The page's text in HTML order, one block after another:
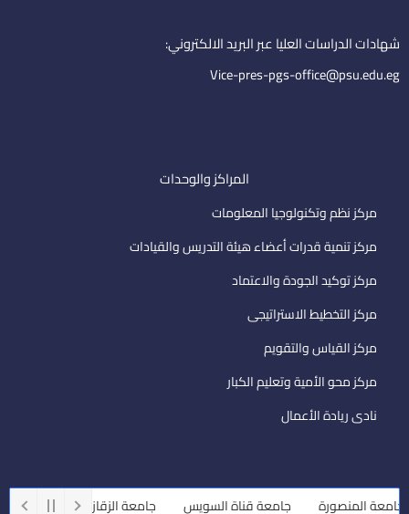
i
l
شهادات الدراسات العليا عبر البريد الالكتروني:
Vice-pres-pgs-office@psu.edu.eg
المراكز والوحدات
مركز نظم وتكنولوجيا المعلومات
مركز تنمية قدرات أعضاء هيئة التدريس والقيادات
مركز توكيد الجودة والاعتماد
مركز التخطيط الاستراتيجى
مركز القياس والتقويم
مركز محو الأمية وتعليم الكبار
نادى ريادة الأعمال
المنصورة جامعة قناة السويس جامعة الزقازيق جامعة